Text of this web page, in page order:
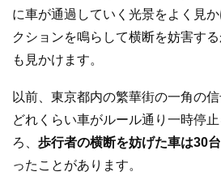
に車が通過していく光景をよく見
クションを鳴らして横断を妨害す
も見かけます。
以前、東京都内の繁華街の一角の
どれくらい車がルール通り一時停
ろ、 歩行者の横断を妨げた車は30
ったことがあります。